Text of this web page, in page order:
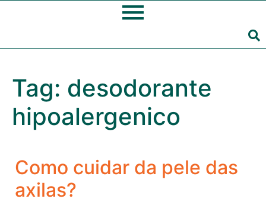
Tag: desodorante
hipoalergenico
Como cuidar da pele das
axilas?